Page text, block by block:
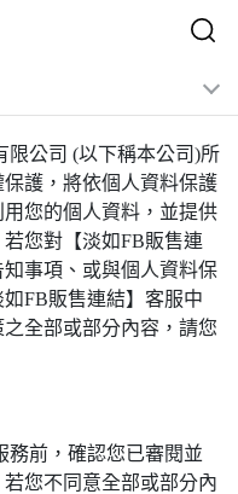
限公司 (以下稱本公司)所
護，將依個人資料保護
您的個人資料，並提供
您對【淡如FB販售連
事項、或與個人資料保
FB販售連結】客服中
全部或部分內容，請您
務前，確認您已審閱並
您不同意全部或部分內